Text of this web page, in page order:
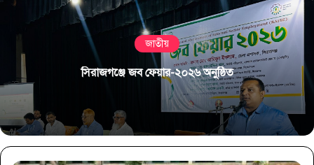
জাতীয়
সিরাজগঞ্জে জব ফেয়ার-২০২৬ অনুষ্ঠিত